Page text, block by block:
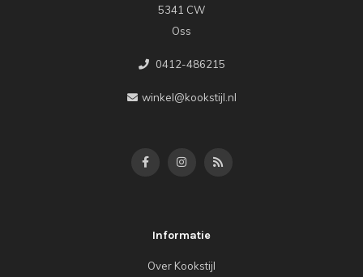
5341 CW
Oss
0412-486215
winkel@kookstijl.nl
Informatie
Over Kookstijl